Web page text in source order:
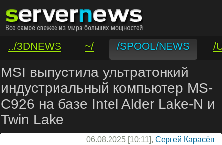
../3DNEWS ~/ /SPOOL/NEWS
/
/VAR/CONTACT
MSI выпустила ультратонкий
индустриальный компьютер MS-
C926 на базе Intel Alder Lake-N и
Twin Lake
06.08.2025 [10:11], Сергей Карасёв